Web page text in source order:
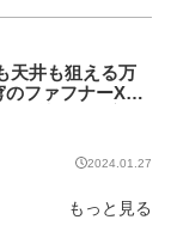
天井も狙える万
のファフナーXE
2024.01.27
もっと見る